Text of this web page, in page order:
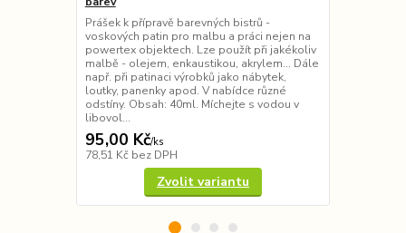
Prášek k přípravě barevných bistrů -
voskových patin pro malbu a práci nejen na
powertex objektech. Lze použít při jakékoliv
malbě - olejem, enkaustikou, akrylem... Dále
např. při patinaci výrobků jako nábytek,
loutky, panenky apod. V nabídce různé
odstíny. Obsah: 40ml. Míchejte s vodou v
libovol...
95,00 Kč/ks
78,51 Kč bez DPH
Zvolit variantu